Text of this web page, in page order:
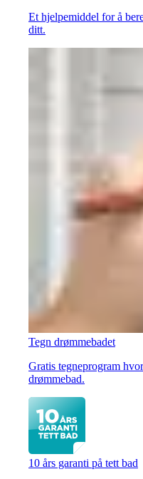
Et hjelpemiddel for å
ditt.
Tegn drømmebadet
Gratis tegneprogram
drømmebad.
10 års garanti på tett bad